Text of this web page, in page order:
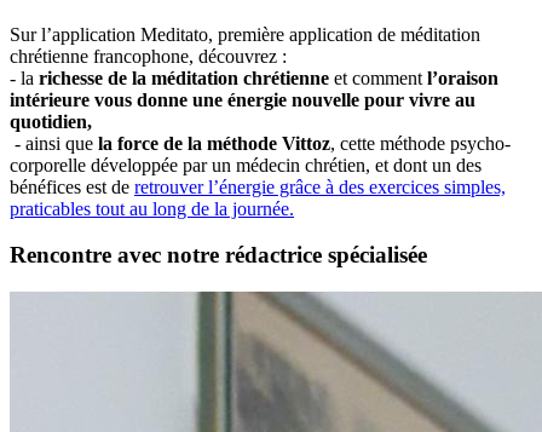
Sur l’application Meditato, première application de méditation
chrétienne francophone, découvrez :
- la richesse de la méditation chrétienne et comment l’oraison
intérieure vous donne une énergie nouvelle pour vivre au
quotidien,
- ainsi que la force de la méthode Vittoz, cette méthode psycho-
corporelle développée par un médecin chrétien, et dont un des
bénéfices est de retrouver l’énergie grâce à des exercices simples,
praticables tout au long de la journée.
Rencontre avec notre rédactrice spécialisée